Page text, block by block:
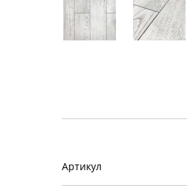
Артикул